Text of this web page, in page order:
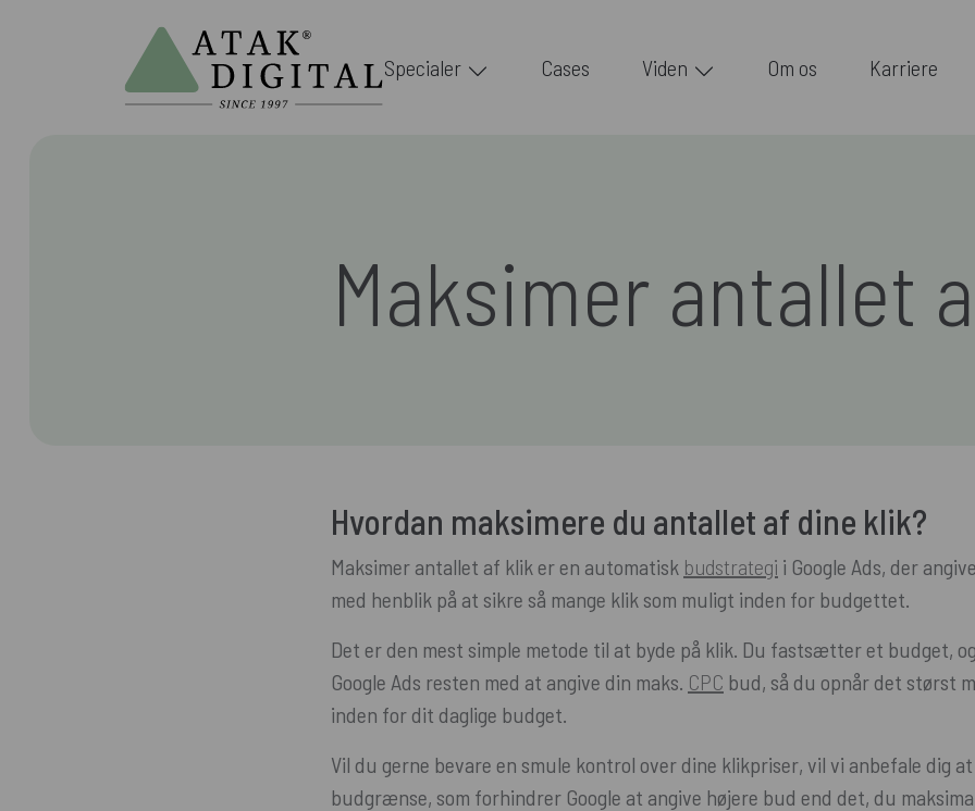
Specialer Cases Viden Om os Karriere
Maksimer antallet
Hvordan maksimere du antallet af dine klik?
Maksimer antallet af klik er en automatisk budstrategi i Google Ads, der
med henblik på at sikre så mange klik som muligt inden for budgettet.
Det er den mest simple metode til at byde på klik. Du fastsætter et budget,
Google Ads resten med at angive din maks. CPC bud, så du opnår det størst
inden for dit daglige budget.
Vil du gerne bevare en smule kontrol over dine klikpriser, vil vi anbefale dig
budgrænse, som forhindrer Google at angive højere bud end det, du